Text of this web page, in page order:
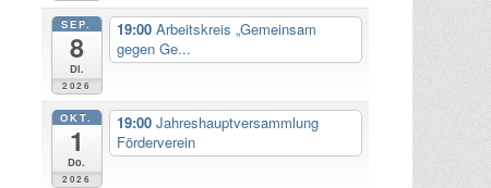
SEP.
8
Di.
2026
19:00 Arbeitskreis „Gemeinsam
gegen Ge...
OKT.
1
Do.
2026
19:00 Jahreshauptversammlung
Förderverein